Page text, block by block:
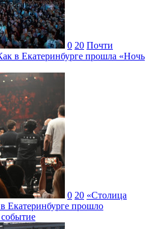
0 20 Почти
в Екатеринбурге прошла «Ночь
0 20 «Столица
Екатеринбурге прошло